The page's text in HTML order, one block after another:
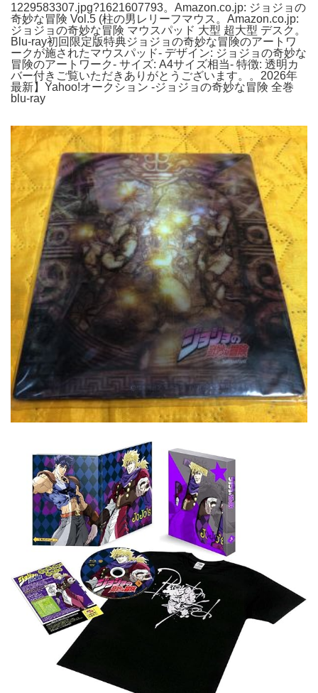
1229583307.jpg?1621607793。Amazon.co.jp: ジョジョの
奇妙な冒険 Vol.5 (柱の男レリーフマウス。Amazon.co.jp:
ジョジョの奇妙な冒険 マウスパッド 大型 超大型 デスク。
Blu-ray初回限定版特典ジョジョの奇妙な冒険のアートワ
ークが施されたマウスパッド- デザイン: ジョジョの奇妙な
冒険のアートワーク- サイズ: A4サイズ相当- 特徴: 透明カ
バー付きご覧いただきありがとうございます。。2026年
最新】Yahoo!オークション -ジョジョの奇妙な冒険 全巻
blu-ray